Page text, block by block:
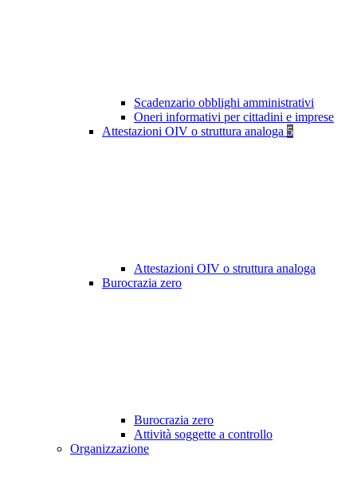
Scadenzario obblighi amministrativi
Oneri informativi per cittadini e imprese
Attestazioni OIV o struttura analoga 5
Attestazioni OIV o struttura analoga
Burocrazia zero
Burocrazia zero
Attività soggette a controllo
Organizzazione